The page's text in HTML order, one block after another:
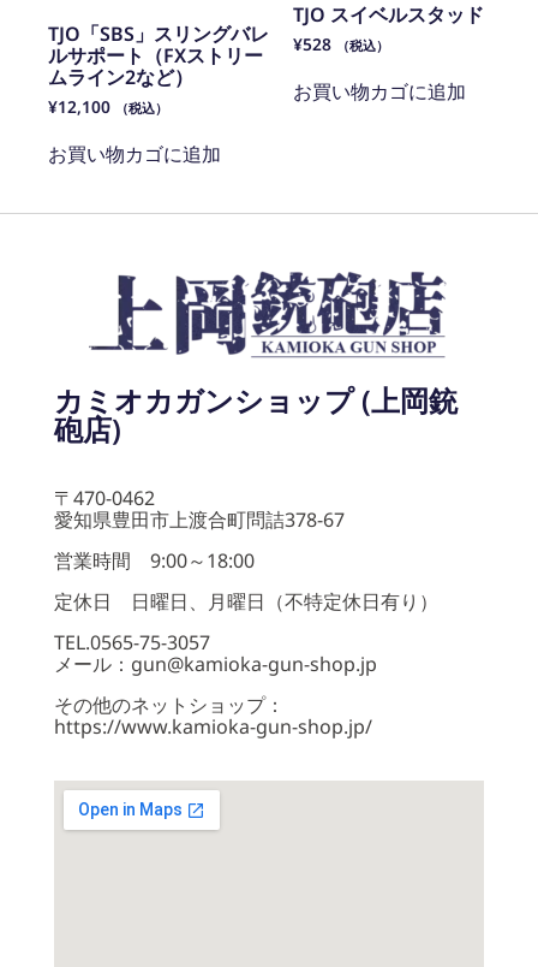
TJO「SBS」スリングバレ
ルサポート（FXストリー
ムライン2など）
¥12,100 （税込）
お買い物カゴに追加
TJO スイベルスタッド
¥528 （税込）
お買い物カゴに追加
カミオカガンショップ (上岡銃
砲店)
〒470-0462
愛知県豊田市上渡合町問詰378-67
営業時間 9:00～18:00
定休日 日曜日、月曜日（不特定休日有り）
TEL.0565-75-3057
メール：gun@kamioka-gun-shop.jp
その他のネットショップ：
https://www.kamioka-gun-shop.jp/